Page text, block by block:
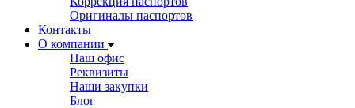
Оригиналы паспортов
Контакты
О компании
Наш офис
Реквизиты
Наши закупки
Блог